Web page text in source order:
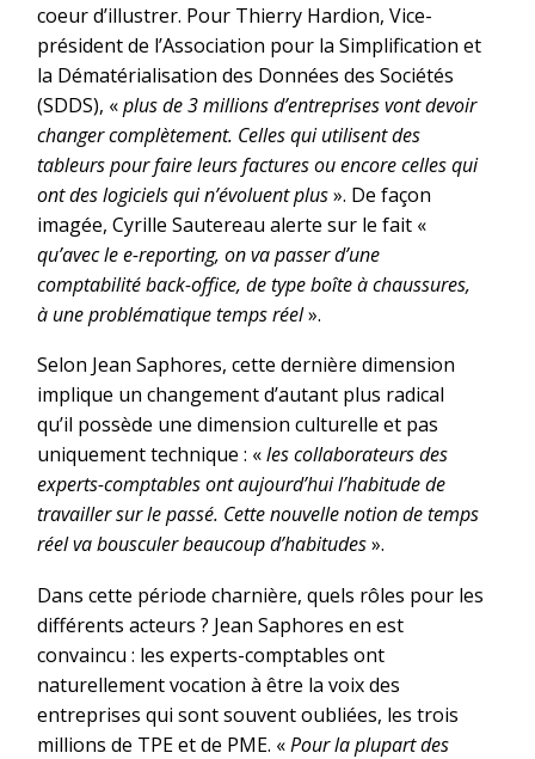
coeur d’illustrer. Pour Thierry Hardion, Vice-
président de l’Association pour la Simplification et
la Dématérialisation des Données des Sociétés
(SDDS), «plus de 3 millions d’entreprises vont devoir
changer complètement. Celles qui utilisent des
tableurs pour faire leurs factures ou encore celles qui
ont des logiciels qui n’évoluent plus». De façon
imagée, Cyrille Sautereau alerte sur le fait «
qu’avec le e-reporting, on va passer d’une
comptabilité back-office, de type boîte à chaussures,
à une problématique temps réel».
Selon Jean Saphores, cette dernière dimension
implique un changement d’autant plus radical
qu’il possède une dimension culturelle et pas
uniquement technique : «les collaborateurs des
experts-comptables ont aujourd’hui l’habitude de
travailler sur le passé. Cette nouvelle notion de temps
réel va bousculer beaucoup d’habitudes».
Dans cette période charnière, quels rôles pour les
différents acteurs ? Jean Saphores en est
convaincu : les experts-comptables ont
naturellement vocation à être la voix des
entreprises qui sont souvent oubliées, les trois
millions de TPE et de PME. «Pour la plupart des